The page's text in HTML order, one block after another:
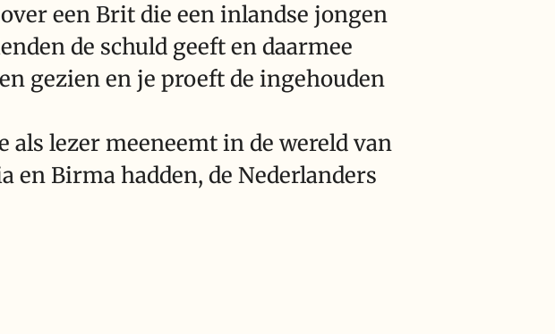
een Brit die een inlandse jongen
de schuld geeft en daarmee
gezien en je proeft de ingehouden
als lezer meeneemt in de wereld van
Birma hadden, de Nederlanders